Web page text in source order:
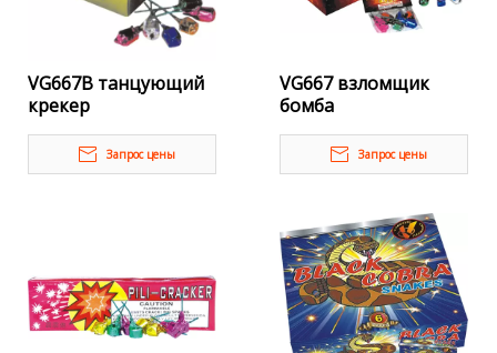
VG667B танцующий
крекер
Запрос цены
VG667 взломщик
бомба
Запрос цены